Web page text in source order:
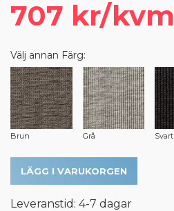
707 kr/kvm
Välj annan Färg:
Brun Grå Svart
LÄGG I VARUKORGEN
Leveranstid: 4-7 dagar